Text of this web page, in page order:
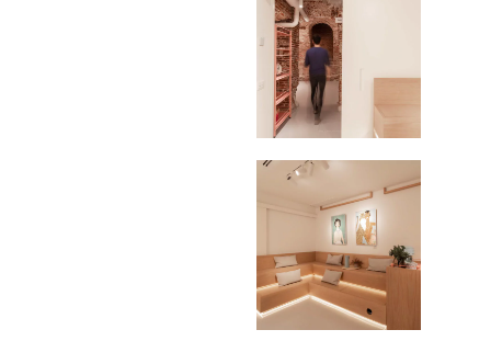
FOTOGRAFÍA
Fotografía de
Fotografía de Interiores
VIDEO
DRON